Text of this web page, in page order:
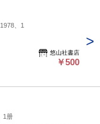
、1
悠山社書店
￥500
1册